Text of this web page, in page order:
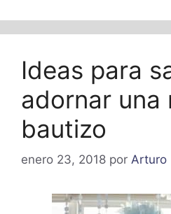
Ideas para
adornar una
bautizo
enero 23, 2018 por Arturo